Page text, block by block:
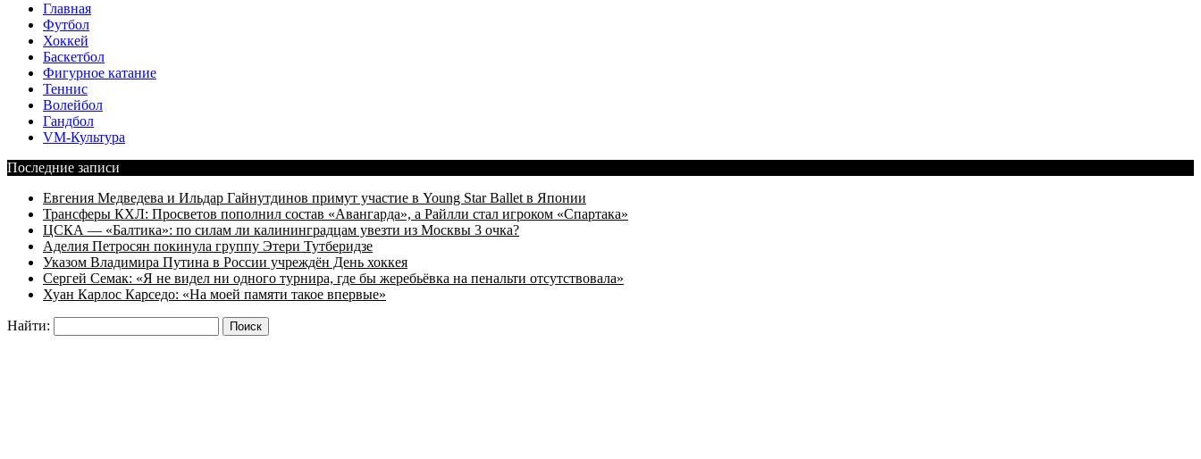
Главная
Футбол
Хоккей
Баскетбол
Фигурное катание
Теннис
Волейбол
Гандбол
VM-Культура
Последние записи
Евгения Медведева и Ильдар Гайнутдинов примут участие в Young Star Ballet в Японии
Трансферы КХЛ: Просветов пополнил состав «Авангарда», а Райлли стал игроком «Спартака»
ЦСКА — «Балтика»: по силам ли калининградцам увезти из Москвы 3 очка?
Аделия Петросян покинула группу Этери Тутберидзе
Указом Владимира Путина в России учреждён День хоккея
Сергей Семак: «Я не видел ни одного турнира, где бы жеребьёвка на пенальти отсутствовала»
Хуан Карлос Карседо: «На моей памяти такое впервые»
Найти: